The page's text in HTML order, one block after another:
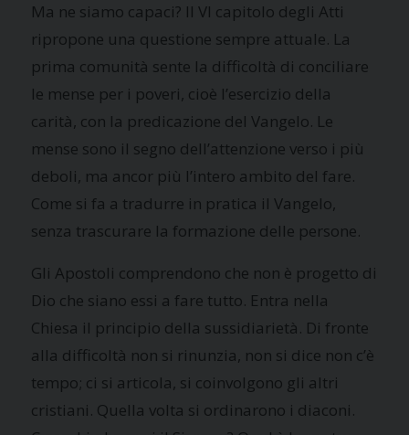
Ma ne siamo capaci? Il VI capitolo degli Atti
ripropone una questione sempre attuale. La
prima comunità sente la difficoltà di conciliare
le mense per i poveri, cioè l’esercizio della
carità, con la predicazione del Vangelo. Le
mense sono il segno dell’attenzione verso i più
deboli, ma ancor più l’intero ambito del fare.
Come si fa a tradurre in pratica il Vangelo,
senza trascurare la formazione delle persone.
Gli Apostoli comprendono che non è progetto di
Dio che siano essi a fare tutto. Entra nella
Chiesa il principio della sussidiarietà. Di fronte
alla difficoltà non si rinunzia, non si dice non c’è
tempo; ci si articola, si coinvolgono gli altri
cristiani. Quella volta si ordinarono i diaconi.